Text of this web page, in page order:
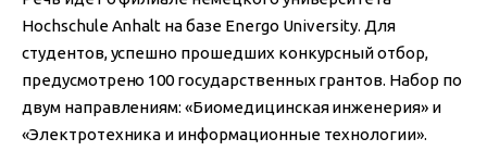
Hochschule Anhalt на базе Energo University. Для
студентов, успешно прошедших конкурсный отбор,
предусмотрено 100 государственных грантов. Набор по
двум направлениям: «Биомедицинская инженерия» и
«Электротехника и информационные технологии».